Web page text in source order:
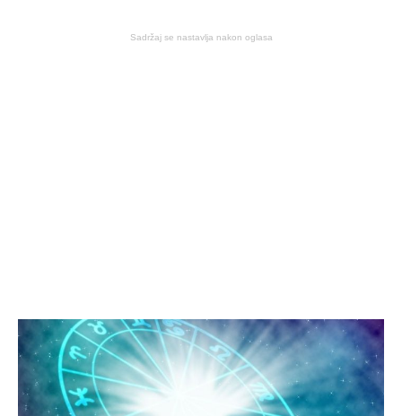
Sadržaj se nastavlja nakon oglasa